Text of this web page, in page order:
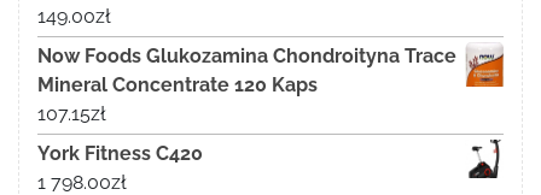
149.00zł
Now Foods Glukozamina Chondroityna Trace
Mineral Concentrate 120 Kaps
107.15zł
York Fitness C420
1 798.00zł